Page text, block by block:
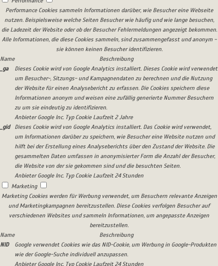
Performance Cookies sammeln Informationen darüber, wie Besucher eine Webseite
nutzen. Beispielsweise welche Seiten Besucher wie häufig und wie lange besuchen,
die Ladezeit der Website oder ob der Besucher Fehlermeldungen angezeigt bekommen.
Alle Informationen, die diese Cookies sammeln, sind zusammengefasst und anonym -
sie können keinen Besucher identifizieren.
Name
Beschreibung
_ga
Dieses Cookie wird von Google Analytics installiert. Dieses Cookie wird verwendet
um Besucher-, Sitzungs- und Kampagnendaten zu berechnen und die Nutzung
der Website für einen Analysebericht zu erfassen. Die Cookies speichern diese
Informationen anonym und weisen eine zufällig generierte Nummer Besuchern
zu um sie eindeutig zu identifizieren.
Anbieter Google Inc. Typ Cookie Laufzeit 2 Jahre
_gid
Dieses Cookie wird von Google Analytics installiert. Das Cookie wird verwendet,
um Informationen darüber zu speichern, wie Besucher eine Website nutzen und
hilft bei der Erstellung eines Analyseberichts über den Zustand der Website. Die
gesammelten Daten umfassen in anonymisierter Form die Anzahl der Besucher,
die Website von der sie gekommen sind und die besuchten Seiten.
Anbieter Google Inc. Typ Cookie Laufzeit 24 Stunden
Marketing
Marketing Cookies werden für Werbung verwendet, um Besuchern relevante Anzeigen
und Marketingkampagnen bereitzustellen. Diese Cookies verfolgen Besucher auf
verschiedenen Websites und sammeln Informationen, um angepasste Anzeigen
bereitzustellen.
Name
Beschreibung
NID
Google verwendet Cookies wie das NID-Cookie, um Werbung in Google-Produkten
wie der Google-Suche individuell anzupassen.
Anbieter Google Inc. Typ Cookie Laufzeit 24 Stunden